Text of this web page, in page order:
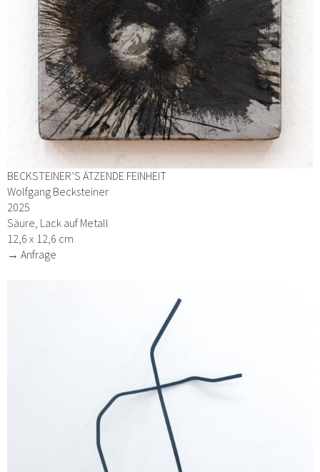
BECKSTEINER’S ÄTZENDE FEINHEIT
Wolfgang Becksteiner
2025
Säure, Lack auf Metall
12,6 x 12,6 cm
→ Anfrage